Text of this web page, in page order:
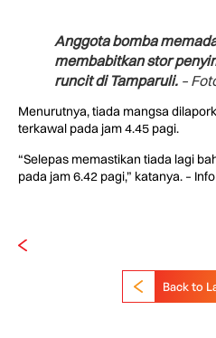
Anggota bomba
membabitkan stor
runcit di Tamparuli. –
Menurutnya, tiada mangsa
terkawal pada jam 4.45 pagi.
“Selepas memastikan tiada lagi
pada jam 6.42 pagi,” katanya. –
Back to